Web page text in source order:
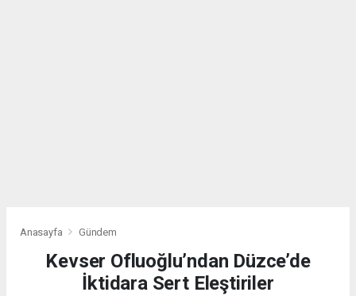
Anasayfa Gündem
Kevser Ofluoğlu’ndan Düzce’de
İktidara Sert Eleştiriler